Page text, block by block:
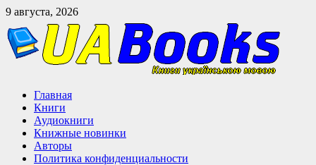
Перейти
содержимому
9 августа, 2026
Главная
Книги
Аудиокниги
Книжные новинки
Авторы
Политика конфиденциальности